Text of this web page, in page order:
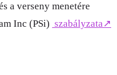
a verseny menetére
Inc (PSi) szabályzata↗